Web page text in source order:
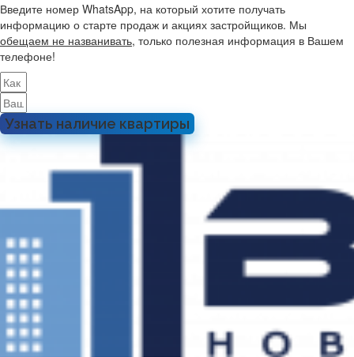
Введите номер WhatsApp, на который хотите получать
информацию о старте продаж и акциях застройщиков. Мы
обещаем не названивать, только полезная информация в Вашем
телефоне!
Узнать наличие квартиры